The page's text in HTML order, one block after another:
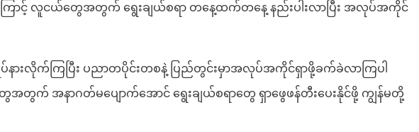
ကြောင့် လူငယ်တွေအတွက် ရွေးချယ်စရာ တနေ့ထက်တနေ့ နည်းပါးလာပြီး အလုပ်အကိုင်
ားလိုက်ကြပြီး ပညာတပိုင်းတစနဲ့ ပြည်တွင်းမှာအလုပ်အကိုင်ရှာဖို့ခက်ခဲလာကြပါ
အနာဂတ်မပျောက်အောင် ရွေးချယ်စရာတွေ ရှာဖွေဖန်တီးပေးနိုင်ဖို့ ကျွန်မတို့